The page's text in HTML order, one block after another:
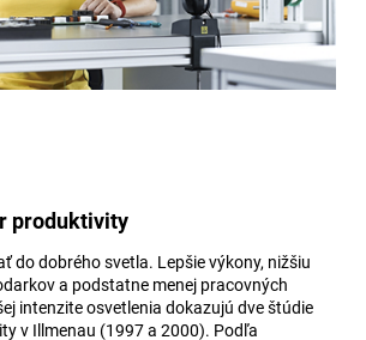
produktivity
do dobrého svetla. Lepšie výkony, nižšiu
a podstatne menej pracovných
intenzite osvetlenia dokazujú dve štúdie
v Illmenau (1997 a 2000). Podľa